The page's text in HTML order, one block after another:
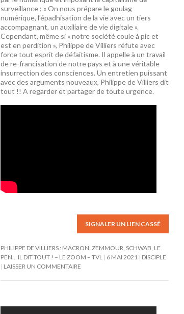
surveillance : « On nous prépare le goulag
numérique, l’épadhisation de la vie avec un tiers
accompagnant, un auxiliaire de vie digitale ».
Cependant, même si « notre société coule à pic et
est en perdition », Philippe de Villiers réfute avec
force tout esprit de défaitisme. Il appelle à un travail
de re-francisation de notre pays et à une véritable
insurrection des consciences. Un entretien puissant
avec des arguments nouveaux, Philippe de Villiers dit
tout !! A regarder et partager de toute urgence.
SIGNALER UN LIEN CASSÉ
PHILIPPE DE VILLIERS : MACRON, ZEMMOUR, SCHWAB, LE
PEN… IL DIT TOUT ! – LE ZOOM – TVL
6 MAI 2021
DISCIPLE
LAISSER UN COMMENTAIRE